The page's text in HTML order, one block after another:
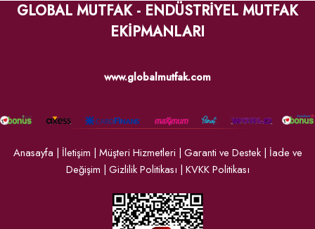
GLOBAL MUTFAK - ENDÜSTRİYEL MUTFAK
EKİPMANLARI
www.globalmutfak.com
Anasayfa | İletişim | Müşteri Hizmetleri | Garanti ve Destek| İade ve
Değişim | Gizlilik Politikası | KVKK Politikası